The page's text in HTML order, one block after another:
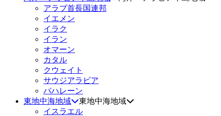
アラブ首長国連邦
イエメン
イラク
イラン
オマーン
カタル
クウェイト
サウジアラビア
バハレーン
東地中海地域
東地中海地域
イスラエル